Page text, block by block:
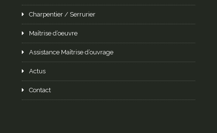
Charpentier / Serrurier
Maîtrise d’oeuvre
Assistance Maîtrise d’ouvrage
Actus
Contact